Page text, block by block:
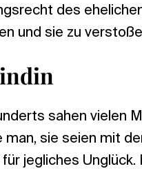
des
und sie zu
sahen vielen
sie seien mit
jegliches Unglück.